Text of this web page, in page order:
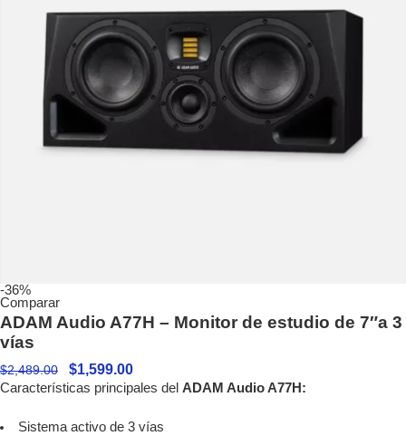
-36%
Comparar
ADAM Audio A77H – Monitor de estudio de 7″a 3
vías
$2,489.00 $1,599.00
Características principales del ADAM Audio A77H:
Sistema activo de 3 vías